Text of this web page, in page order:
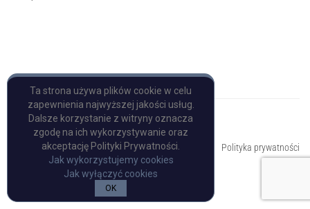
Copyright © Pulp Books
Polityka prywatności
Ta strona używa plików cookie w celu
zapewnienia najwyższej jakości usług.
Dalsze korzystanie z witryny oznacza
zgodę na ich wykorzystywanie oraz
akceptację Polityki Prywatności.
Jak wykorzystujemy cookies
Jak wyłączyć cookies
OK